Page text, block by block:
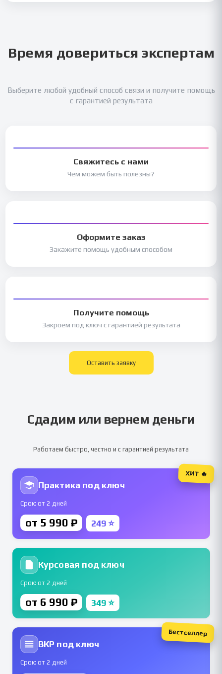
Время довериться экспертам
Выберите любой удобный способ связи и получите помощь
с гарантией результата
Свяжитесь с нами
Чем можем быть полезны?
Оформите заказ
Закажите помощь удобным способом
Получите помощь
Закроем под ключ с гарантией результата
Оставить заявку
Сдадим или вернем деньги
Работаем быстро, честно и с гарантией результата
Практика под ключ
Срок: от 2 дней
от 5 990 ₽ 249 ⭐
ХИТ 🔥
Курсовая под ключ
Срок: от 2 дней
от 6 990 ₽ 349 ⭐
ВКР под ключ
Срок: от 2 дней
Бестселлер